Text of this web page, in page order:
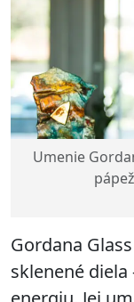
Umenie
Gordana
sklenené diela